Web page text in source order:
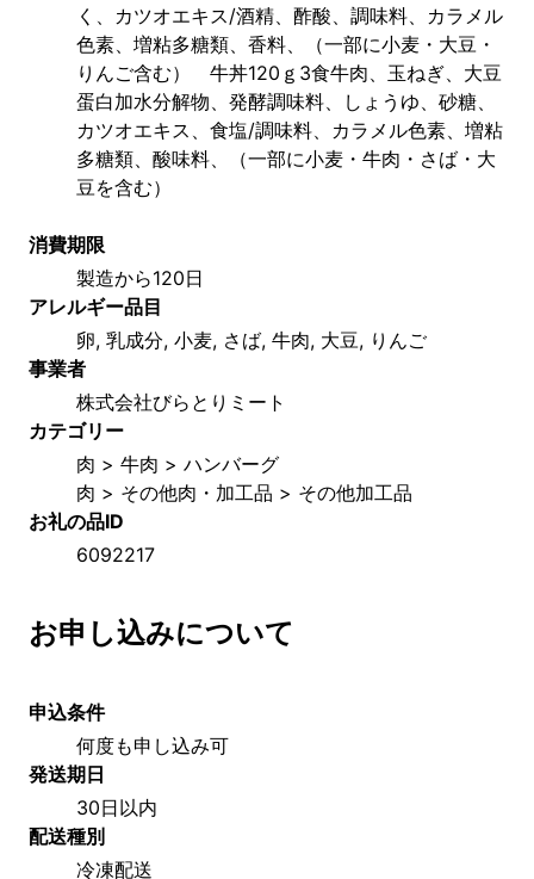
く、カツオエキス/酒精、酢酸、調味料、カラメル
色素、増粘多糖類、香料、（一部に小麦・大豆・
りんご含む）　牛丼120ｇ3食牛肉、玉ねぎ、大豆
蛋白加水分解物、発酵調味料、しょうゆ、砂糖、
カツオエキス、食塩/調味料、カラメル色素、増粘
多糖類、酸味料、（一部に小麦・牛肉・さば・大
豆を含む）
消費期限
製造から120日
アレルギー品目
卵, 乳成分, 小麦, さば, 牛肉, 大豆, りんご
事業者
株式会社びらとりミート
カテゴリー
肉 > 牛肉 > ハンバーグ
肉 > その他肉・加工品 > その他加工品
お礼の品ID
6092217
お申し込みについて
申込条件
何度も申し込み可
発送期日
30日以内
配送種別
冷凍配送